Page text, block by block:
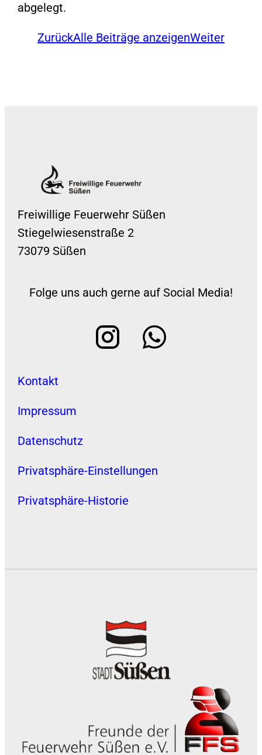
abgelegt.
ZurückAlle Beiträge anzeigenWeiter
Freiwillige Feuerwehr Süßen
Stiegelwiesenstraße 2
73079 Süßen
Folge uns auch gerne auf Social Media!
Kontakt
Impressum
Datenschutz
Privatsphäre-Einstellungen
Privatsphäre-Historie